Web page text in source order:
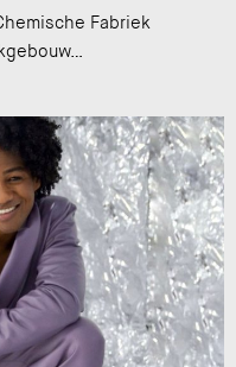
Fabriek